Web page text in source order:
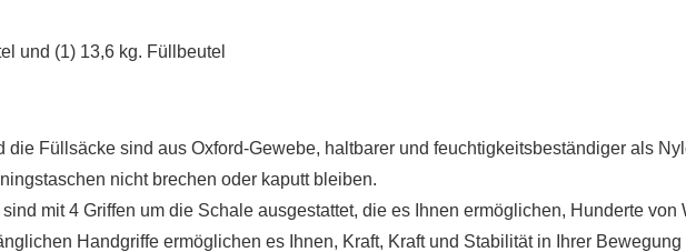
und (1) 13,6 kg. Füllbeutel
Füllsäcke sind aus Oxford-Gewebe, haltbarer und feuchtigkeitsbeständiger als
nicht brechen oder kaputt bleiben.
mit 4 Griffen um die Schale ausgestattet, die es Ihnen ermöglichen, Hunderte von
Handgriffe ermöglichen es Ihnen, Kraft, Kraft und Stabilität in Ihrer